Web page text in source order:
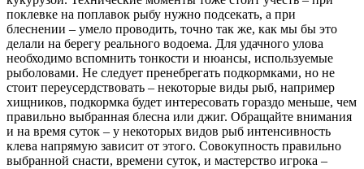
поклевке на поплавок рыбу нужно подсекать, а при
блеснении – умело проводить, точно так же, как мы бы это
делали на берегу реального водоема. Для удачного улова
необходимо вспомнить тонкости и нюансы, используемые
рыболовами. Не следует пренебрегать подкормками, но не
стоит переусердствовать – некоторые виды рыб, например
хищников, подкормка будет интересовать гораздо меньше, чем
правильно выбранная блесна или джиг. Обращайте внимания
и на время суток – у некоторых видов рыб интенсивность
клева напрямую зависит от этого. Совокупность правильно
выбранной снасти, времени суток, и мастерство игрока –